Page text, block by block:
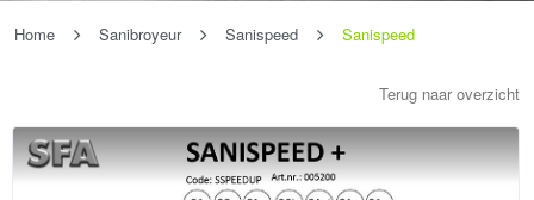
Home Sanibroyeur Sanispeed Sanispeed
Terug naar overzicht